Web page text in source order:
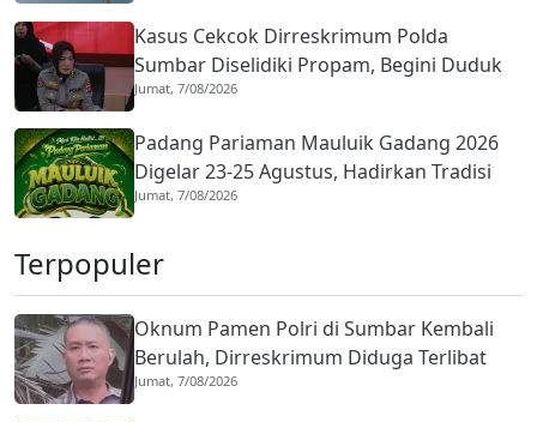
Kasus Cekcok Dirreskrimum Polda
Sumbar Diselidiki Propam, Begini Duduk
Perkaranya
Jumat, 7/08/2026
Padang Pariaman Mauluik Gadang 2026
Digelar 23-25 Agustus, Hadirkan Tradisi
Islam dan Budaya Minangkabau
Jumat, 7/08/2026
Terpopuler
Oknum Pamen Polri di Sumbar Kembali
Berulah, Dirreskrimum Diduga Terlibat
Kekerasan dengan Seorang Sopir
Jumat, 7/08/2026